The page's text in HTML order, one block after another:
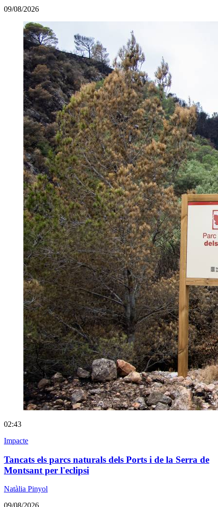
09/08/2026
02:43
Impacte
Tancats els parcs naturals dels Ports i de la Serra de
Montsant per l'eclipsi
Natàlia Pinyol